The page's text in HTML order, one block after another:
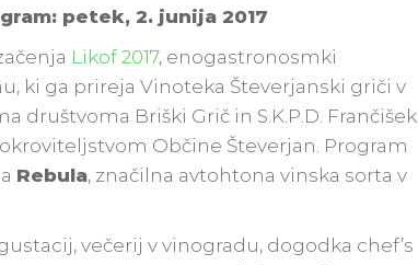
petek, 2. junija 2017
Likof 2017, enogastronosmki
ki ga prireja Vinoteka Števerjanski griči v
društvoma Briški Grič in S.K.P.D. Frančišek
Občine Števerjan. Program
Rebula, značilna avtohtona vinska sorta v
večerij v vinogradu, dogodka chef’s